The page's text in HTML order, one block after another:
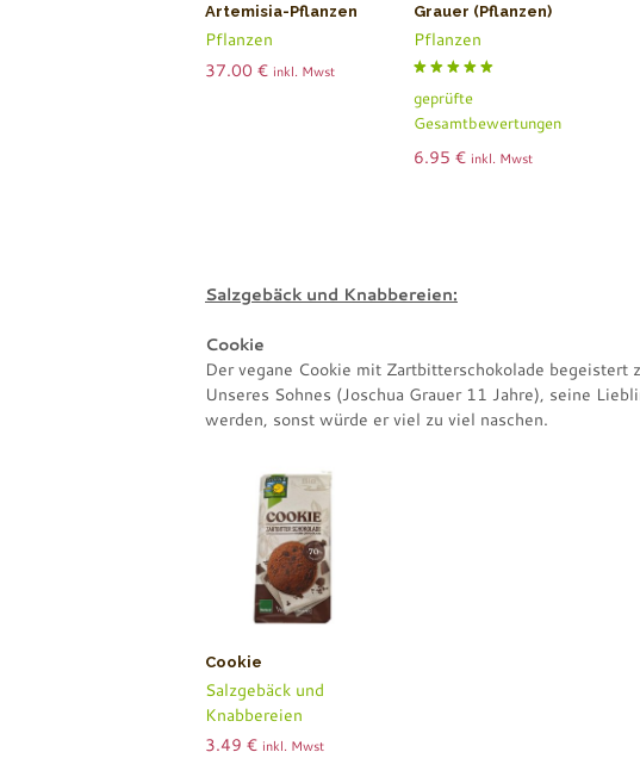
Artemisia-Pflanzen
Pflanzen
37.00 € inkl. Mwst
Grauer (Pflanzen)
Pflanzen
5.00
von 5
geprüfte
Gesamtbewertungen
6.95 € inkl. Mwst
Salzgebäck und Knabbereien:
Cookie
Der vegane Cookie mit Zartbitterschokolade
Unseres Sohnes (Joschua Grauer 11 Jahre), seine
werden, sonst würde er viel zu viel naschen.
Cookie
Salzgebäck und
Knabbereien
3.49 € inkl. Mwst